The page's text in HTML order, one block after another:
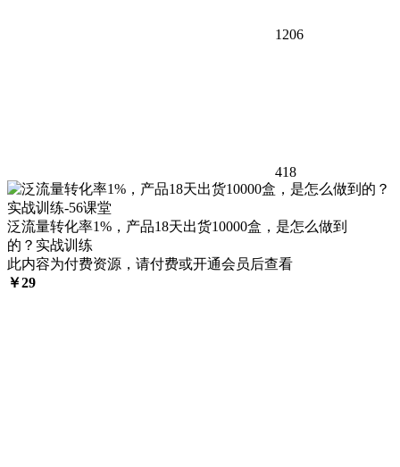
1206
418
泛流量转化率1%，产品18天出货10000盒，是怎么做到
的？实战训练
此内容为付费资源，请付费或开通会员后查看
￥29